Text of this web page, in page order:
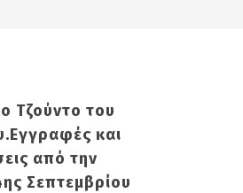
Τζούντο του
και
από την
Σεπτεμβρίου